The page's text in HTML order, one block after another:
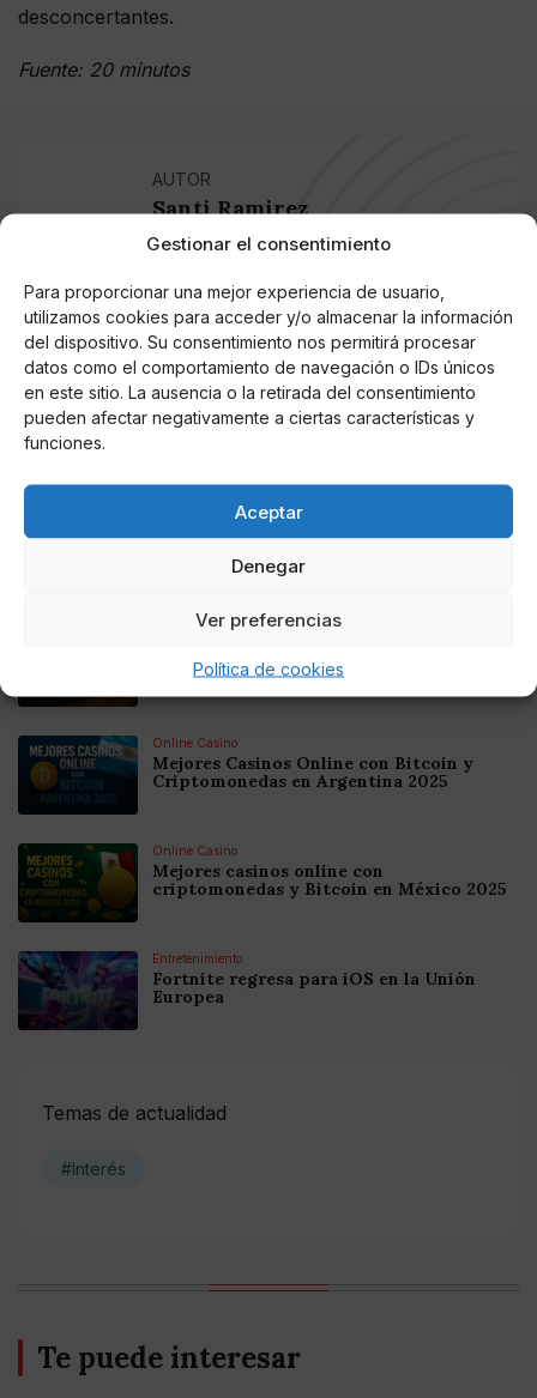
Gestionar el consentimiento
Para proporcionar una mejor experiencia de usuario,
utilizamos cookies para acceder y/o almacenar la información
del dispositivo. Su consentimiento nos permitirá procesar
datos como el comportamiento de navegación o IDs únicos
en este sitio. La ausencia o la retirada del consentimiento
pueden afectar negativamente a ciertas características y
funciones.
Aceptar
Denegar
Ver preferencias
Política de cookies
desconcertantes.
Fuente: 20 minutos
AUTOR
Santi Ramirez
Santi es un deportista y jugador de fútbol
Gestión de eventos deportivos e hizo un
máster de Comunicación. Además de los
temas deportivos, escribe sobre todos los
aspectos del entretenimiento. Desde juegos
en línea hasta las últimas novedades en el
Online Casino
Colombia 2025: Bitcoin Casinos
Online Casino
Mejores Casinos Online con Bitcoin y
Criptomonedas en Argentina 2025
Online Casino
Mejores casinos online con
criptomonedas y Bitcoin en México 2025
Entretenimiento
Fortnite regresa para iOS en la Unión
Europea
Temas de actualidad
#Interés
Te puede interesar